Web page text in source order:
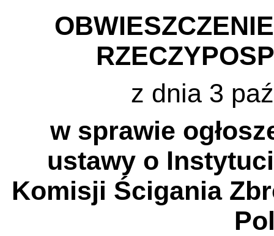
z dnia 3
w sprawie
ustawy o
Komisji Ścigania